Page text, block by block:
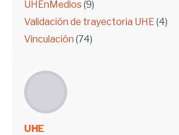
UHEnMedios (9)
Validación de trayectoria UHE(4)
Vinculación (74)
UHE